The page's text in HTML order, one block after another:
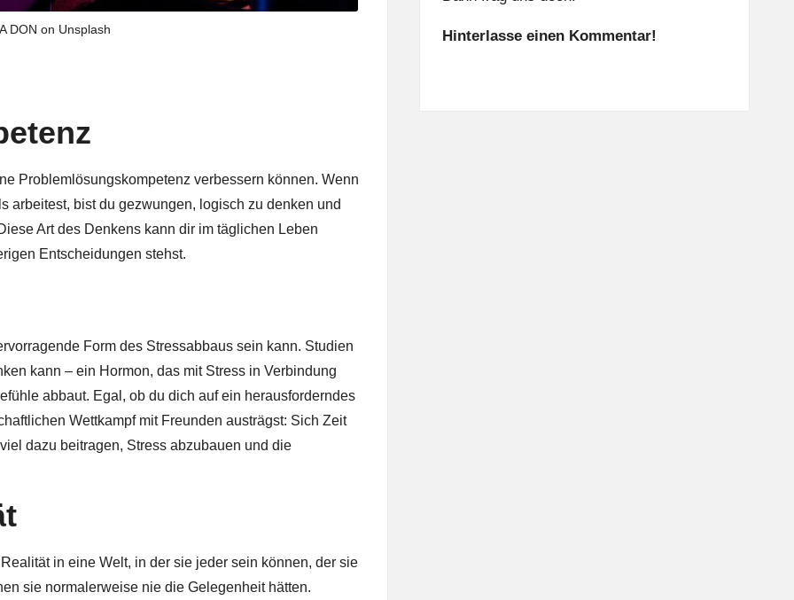
DON on Unsplash
Problemlösungskompetenz verbessern können. Wenn
arbeitest, bist du gezwungen, logisch zu denken und
Art des Denkens kann dir im täglichen Leben
Entscheidungen stehst.
Form des Stressabbaus sein kann. Studien
kann – ein Hormon, das mit Stress in Verbindung
abbaut. Egal, ob du dich auf ein herausforderndes
Wettkampf mit Freunden austrägst: Sich Zeit
dazu beitragen, Stress abzubauen und die
in eine Welt, in der sie jeder sein können, der sie
sie normalerweise nie die Gelegenheit hätten.
Hinterlasse einen Kommentar!